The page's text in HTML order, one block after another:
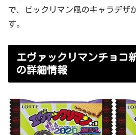
で、ビックリマン風のキャラデザ
す。
エヴァックリマンチョコ
の詳細情報